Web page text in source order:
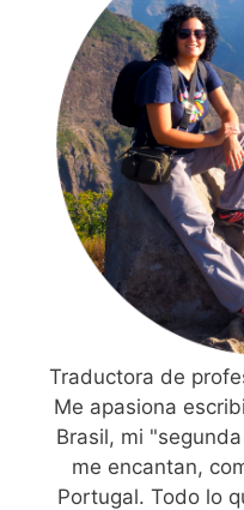
Traductora de
Me apasiona
Brasil, mi
me encantan,
Portugal. Todo lo